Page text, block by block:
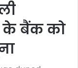
के बैंक को